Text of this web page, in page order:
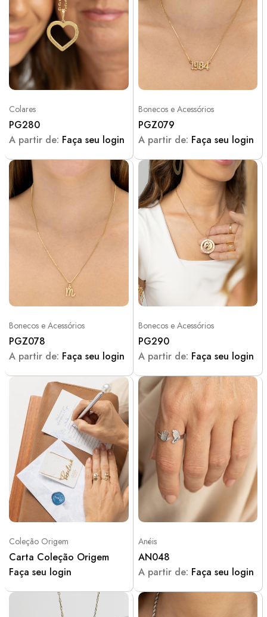
Colares
PG280
A partir de: Faça seu login
Bonecos e Acessórios
PGZ079
A partir de: Faça seu login
Bonecos e Acessórios
PGZ078
A partir de: Faça seu login
Bonecos e Acessórios
PG290
A partir de: Faça seu login
Coleção Origem
Carta Coleção Origem
Faça seu login
Anéis
AN048
A partir de: Faça seu login